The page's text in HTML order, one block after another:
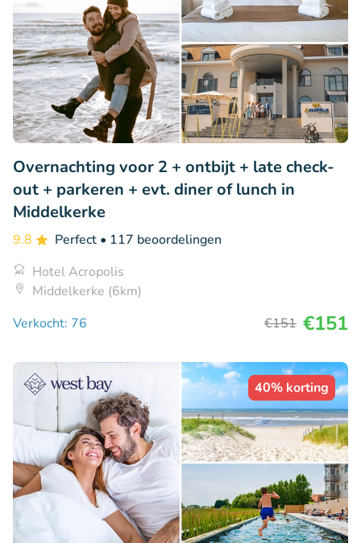
Overnachting voor 2 + ontbijt + late check-
out + parkeren + evt. diner of lunch in
Middelkerke
9.8 Perfect • 117 beoordelingen
Hotel Acropolis
Middelkerke (6km)
Verkocht: 76
€151 €151
40% korting